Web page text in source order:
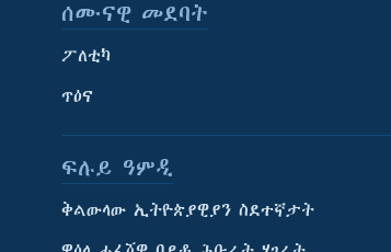
ትምህርቲ እንግሊዝኛ
ማሕበራዊ ገጻትና
ሰሙናዊ መደባት
ፖለቲካ
ጥዕና
ፍሉይ ዓምዲ
ቅልውላው ኢትዮጵያዊያን ስደተኛታት